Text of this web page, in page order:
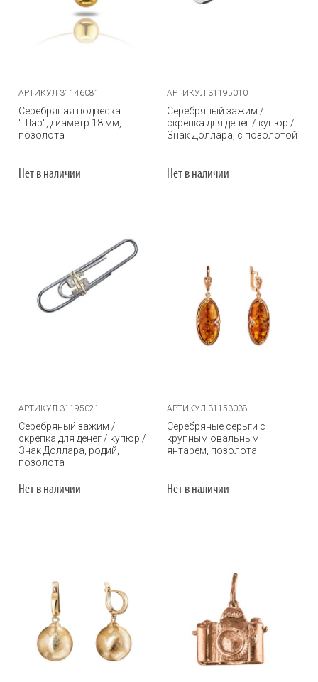
АРТИКУЛ 31146081
Серебряная подвеска
"Шар", диаметр 18 мм,
позолота
Нет в наличии
АРТИКУЛ 31195010
Серебряный зажим /
скрепка для денег / купюр /
Знак Доллара, с позолотой
Нет в наличии
АРТИКУЛ 31195021
Серебряный зажим /
скрепка для денег / купюр /
Знак Доллара, родий,
позолота
Нет в наличии
АРТИКУЛ 31153038
Серебряные серьги с
крупным овальным
янтарем, позолота
Нет в наличии